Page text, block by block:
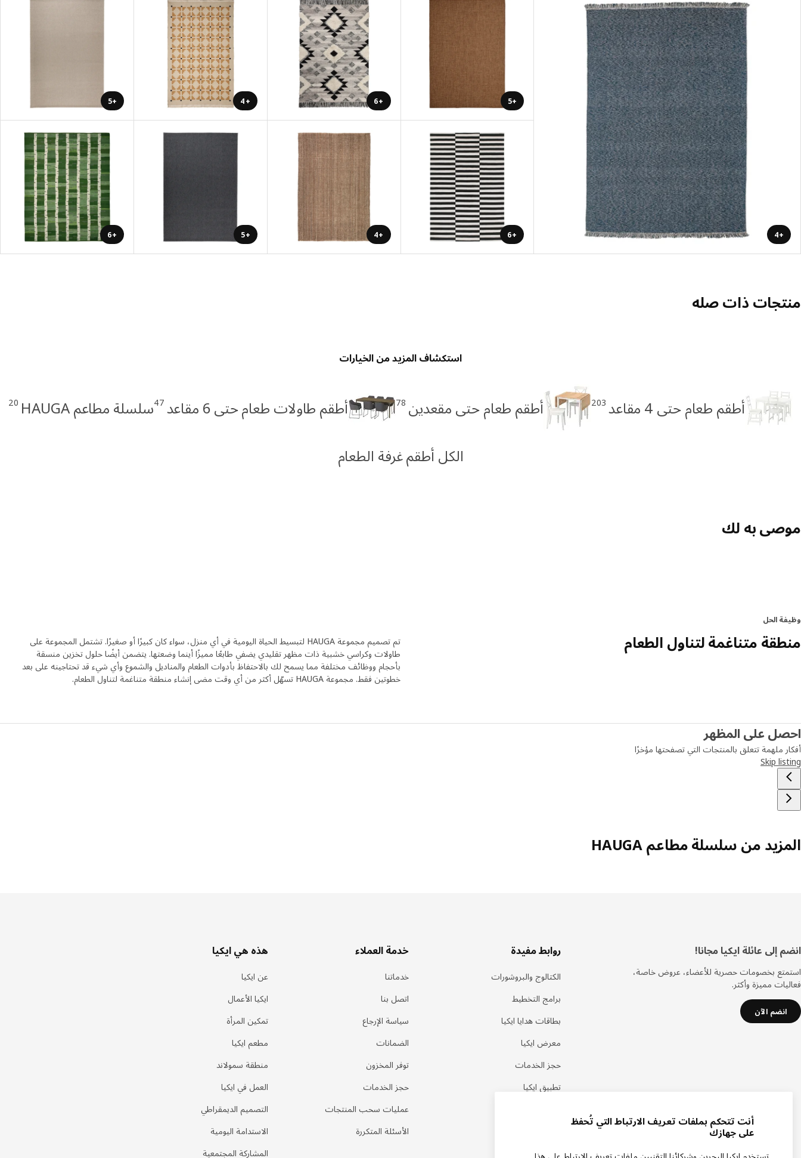
+4
+5
+6
+4
+5
+6
+4
+5
+6
منتجات ذات صله
استكشاف المزيد من الخيارات
أطقم طعام حتى 4 مقاعد 203 أطقم طعام حتى مقعدين 78 أطقم طاولات طعام حتى 6 مقاعد 47سلسلة مطاعم HAUGA 20
الكل أطقم غرفة الطعام
موصى به لك
وظيفة الحل
منطقة متناغمة لتناول الطعام
تم تصميم مجموعة HAUGA لتبسيط الحياة اليومية في أي منزل، سواء كان كبيرًا أو صغيرًا. تشتمل المجموعة على
طاولات وكراسي خشبية ذات مظهر تقليدي يضفي طابعًا مميزًا أينما وضعتها. يتضمن أيضًا حلول تخزين منسقة
بأحجام ووظائف مختلفة مما يسمح لك بالاحتفاظ بأدوات الطعام والمناديل والشموع وأي شيء قد تحتاجينه على بعد
خطوتين فقط. مجموعة HAUGA تسهّل أكثر من أي وقت مضى إنشاء منطقة متناغمة لتناول الطعام.
احصل على المظهر
أفكار ملهمة تتعلق بالمنتجات التي تصفحتها مؤخرًا
Skip listing
المزيد من سلسلة مطاعم HAUGA
أسفل
الصفحة
انضم إلى عائلة ايكيا مجانا!
استمتع بخصومات حصرية للأعضاء، عروض خاصة،
فعاليات مميزة وأكثر.
انضم الآن
روابط مفيدة
الكتالوج والبروشورات
برامج التخطيط
بطاقات هدايا ايكيا
معرض ايكيا
حجز الخدمات
تطبيق ايكيا
خدمة العملاء
خدماتنا
اتصل بنا
سياسة الإرجاع
الضمانات
توفر المخزون
حجز الخدمات
عمليات سحب المنتجات
الأسئلة المتكررة
هذه هي ايكيا
عن ايكيا
ايكيا الأعمال
تمكين المرأة
مطعم ايكيا
منطقة سمولاند
العمل في ايكيا
التصميم الديمقراطي
الاستدامة اليومية
المشاركة المجتمعية
أنت تتحكم بملفات تعريف الارتباط التي تُحفظ
على جهازك